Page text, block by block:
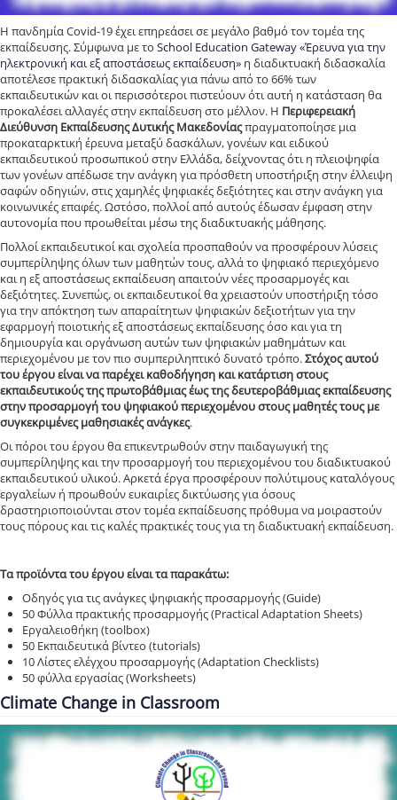
Η πανδημία Covid-19 έχει επηρεάσει σε μεγάλο βαθμό τον τομέα της
εκπαίδευσης. Σύμφωνα με το School Education Gateway «Έρευνα για την
ηλεκτρονική και εξ αποστάσεως εκπαίδευση» η διαδικτυακή διδασκαλία
αποτέλεσε πρακτική διδασκαλίας για πάνω από το 66% των
εκπαιδευτικών και οι περισσότεροι πιστεύουν ότι αυτή η κατάσταση θα
προκαλέσει αλλαγές στην εκπαίδευση στο μέλλον. Η Περιφερειακή
Διεύθυνση Εκπαίδευσης Δυτικής Μακεδονίαςπραγματοποίησε μια
προκαταρκτική έρευνα μεταξύ δασκάλων, γονέων και ειδικού
εκπαιδευτικού προσωπικού στην Ελλάδα, δείχνοντας ότι η πλειοψηφία
των γονέων απέδωσε την ανάγκη για πρόσθετη υποστήριξη στην έλλειψη
σαφών οδηγιών, στις χαμηλές ψηφιακές δεξιότητες και στην ανάγκη για
κοινωνικές επαφές. Ωστόσο, πολλοί από αυτούς έδωσαν έμφαση στην
αυτονομία που προωθείται μέσω της διαδικτυακής μάθησης.
Πολλοί εκπαιδευτικοί και σχολεία προσπαθούν να προσφέρουν λύσεις
συμπερίληψης όλων των μαθητών τους, αλλά το ψηφιακό περιεχόμενο
και η εξ αποστάσεως εκπαίδευση απαιτούν νέες προσαρμογές και
δεξιότητες. Συνεπώς, οι εκπαιδευτικοί θα χρειαστούν υποστήριξη τόσο
για την απόκτηση των απαραίτητων ψηφιακών δεξιοτήτων για την
εφαρμογή ποιοτικής εξ αποστάσεως εκπαίδευσης όσο και για τη
δημιουργία και οργάνωση αυτών των ψηφιακών μαθημάτων και
περιεχομένου με τον πιο συμπεριληπτικό δυνατό τρόπο.Στόχος αυτού
του έργου είναι να παρέχει καθοδήγηση και κατάρτιση στους
εκπαιδευτικούς της πρωτοβάθμιας έως της δευτεροβάθμιας εκπαίδευσης
στην προσαρμογή του ψηφιακού περιεχομένου στους μαθητές τους με
συγκεκριμένες μαθησιακές ανάγκες.
Οι πόροι του έργου θα επικεντρωθούν στην παιδαγωγική της
συμπερίληψης και την προσαρμογή του περιεχομένου του διαδικτυακού
εκπαιδευτικού υλικού. Αρκετά έργα προσφέρουν πολύτιμους καταλόγους
εργαλείων ή προωθούν ευκαιρίες δικτύωσης για όσους
δραστηριοποιούνται στον τομέα εκπαίδευσης πρόθυμα να μοιραστούν
τους πόρους και τις καλές πρακτικές τους για τη διαδικτυακή εκπαίδευση.
Τα προϊόντα του έργου είναι τα παρακάτω:
Οδηγός για τις ανάγκες ψηφιακής προσαρμογής (Guide)
50 Φύλλα πρακτικής προσαρμογής (Practical Adaptation Sheets)
Eργαλειοθήκη (toolbox)
50 Εκπαιδευτικά βίντεο (tutorials)
10 Λίστες ελέγχου προσαρμογής (Adaptation Checklists)
50 φύλλα εργασίας (Worksheets)
Climate Change in Classroom